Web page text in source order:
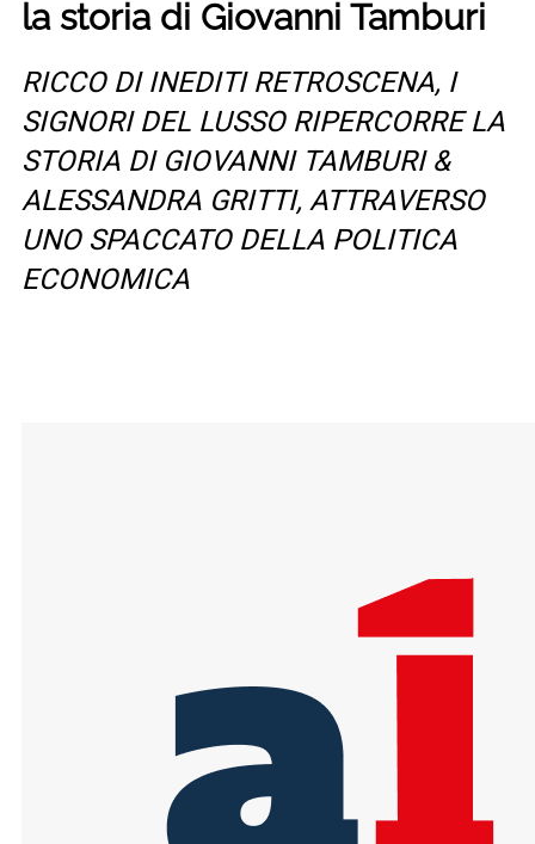
la storia di Giovanni Tamburi
RICCO DI INEDITI RETROSCENA, I
SIGNORI DEL LUSSO RIPERCORRE LA
STORIA DI GIOVANNI TAMBURI &
ALESSANDRA GRITTI, ATTRAVERSO
UNO SPACCATO DELLA POLITICA
ECONOMICA